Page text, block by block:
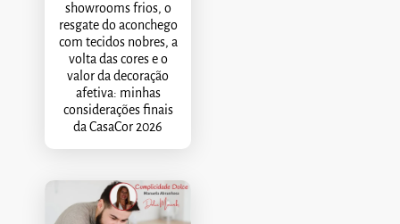
showrooms frios, o
resgate do aconchego
com tecidos nobres, a
volta das cores e o
valor da decoração
afetiva: minhas
considerações finais
da CasaCor 2026